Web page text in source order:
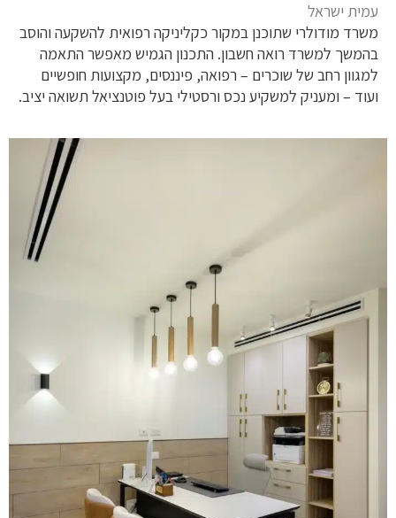
עמית ישראל
משרד מודולרי שתוכנן במקור כקליניקה רפואית להשקעה והוסב
בהמשך למשרד רואה חשבון. התכנון הגמיש מאפשר התאמה
למגוון רחב של שוכרים – רפואה, פיננסים, מקצועות חופשיים
ועוד – ומעניק למשקיע נכס ורסטילי בעל פוטנציאל תשואה יציב.